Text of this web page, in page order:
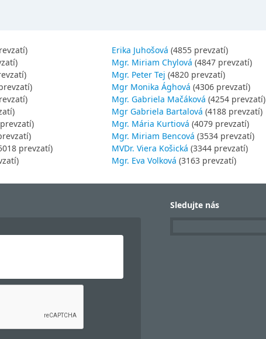
prevzatí)
Erika Juhošová (4855 prevzatí)
Mgr. Miriam Chylová (4847 prevzatí)
Mgr. Peter Tej (4820 prevzatí)
Mgr Monika Ághová (4306 prevzatí)
Mgr. Gabriela Mačáková (4254 prevzatí)
Mgr Gabriela Bartalová (4188 prevzatí)
Mgr. Mária Kurtiová (4079 prevzatí)
Mgr. Miriam Bencová (3534 prevzatí)
MVDr. Viera Košická (3344 prevzatí)
Mgr. Eva Volková (3163 prevzatí)
Sledujte nás